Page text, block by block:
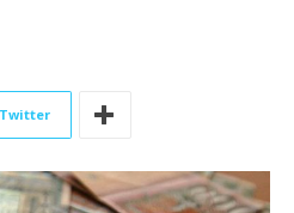
Twitter